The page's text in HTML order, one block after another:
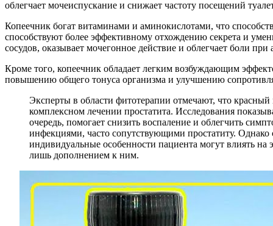
облегчает мочеиспускание и снижает частоту посещений
Копеечник богат витаминами и аминокислотами, что
способствуют более эффективному отхождению секрета и
сосудов, оказывает мочегонное действие и облегчает боли
Кроме того, копеечник обладает легким возбуждающим
повышению общего тонуса организма и улучшению
Эксперты в области фитотерапии отмечают, что
комплексном лечении простатита. Исследования
очередь, помогает снизить воспаление и облегчить
инфекциями, часто сопутствующими простатиту. Однако
индивидуальные особенности пациента могут влиять
лишь дополнением к ним.